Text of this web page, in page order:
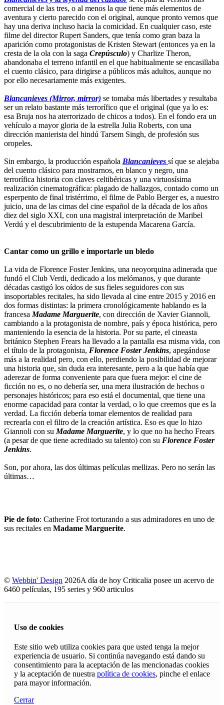
comercial de las tres, o al menos la que tiene más elementos de
aventura y cierto parecido con el original, aunque pronto vemos que
hay una deriva incluso hacia la comicidad. En cualquier caso, este
filme del director Rupert Sanders, que tenía como gran baza la
aparición como protagonistas de Kristen Stewart (entonces ya en la
cresta de la ola con la saga Crepúsculo) y Charlize Theron,
abandonaba el terreno infantil en el que habitualmente se encasillaba
el cuento clásico, para dirigirse a públicos más adultos, aunque no
por ello necesariamente más exigentes.
Blancanieves (Mirror, mirror) se tomaba más libertades y resultaba
ser un relato bastante más terrorífico que el original (que ya lo es:
esa Bruja nos ha aterrorizado de chicos a todos). En el fondo era un
vehículo a mayor gloria de la estrella Julia Roberts, con una
dirección manierista del hindú Tarsem Singh, de profesión sus
oropeles.
Sin embargo, la producción española Blancanieves sí que se alejaba
del cuento clásico para mostrarnos, en blanco y negro, una
terrorífica historia con claves celtibéricas y una virtuosísima
realización cinematográfica: plagado de hallazgos, contado como un
esperpento de final tristérrimo, el filme de Pablo Berger es, a nuestro
juicio, una de las cimas del cine español de la década de los años
diez del siglo XXI, con una magistral interpretación de Maribel
Verdú y el descubrimiento de la estupenda Macarena García.
Cantar como un grillo e importarle un bledo
La vida de Florence Foster Jenkins, una neoyorquina adinerada que
fundó el Club Verdi, dedicado a los melómanos, y que durante
décadas castigó los oídos de sus fieles seguidores con sus
insoportables recitales, ha sido llevada al cine entre 2015 y 2016 en
dos formas distintas: la primera cronológicamente hablando es la
francesa Madame Marguerite, con dirección de Xavier Giannoli,
cambiando a la protagonista de nombre, país y época histórica, pero
manteniendo la esencia de la historia. Por su parte, el cineasta
británico Stephen Frears ha llevado a la pantalla esa misma vida, con
el título de la protagonista, Florence Foster Jenkins, apegándose
más a la realidad pero, con ello, perdiendo la posibilidad de mejorar
una historia que, sin duda era interesante, pero a la que había que
aderezar de forma conveniente para que fuera mejor: el cine de
ficción no es, o no debería ser, una mera ilustración de hechos o
personajes históricos; para eso está el documental, que tiene una
enorme capacidad para contar la verdad, o lo que creemos que es la
verdad. La ficción debería tomar elementos de realidad para
recrearla con el filtro de la creación artística. Eso es que lo hizo
Giannoli con su Madame Marguerite, y lo que no ha hecho Frears
(a pesar de que tiene acreditado su talento) con su Florence Foster
Jenkins.
Son, por ahora, las dos últimas películas mellizas. Pero no serán las
últimas…
Pie de foto: Catherine Frot torturando a sus admiradores en uno de
sus recitales en Madame Marguerite.
© Webbin' Design 2026A día de hoy Criticalia posee un acervo de
6460 películas, 195 series y 960 articulos
Uso de cookies
Este sitio web utiliza cookies para que usted tenga la mejor
experiencia de usuario. Si continúa navegando está dando su
consentimiento para la aceptación de las mencionadas cookies
y la aceptación de nuestra política de cookies, pinche el enlace
para mayor información.
Cerrar